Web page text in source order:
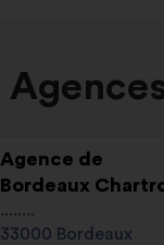
Agence de
Bordeaux
........
33000 Bordeaux